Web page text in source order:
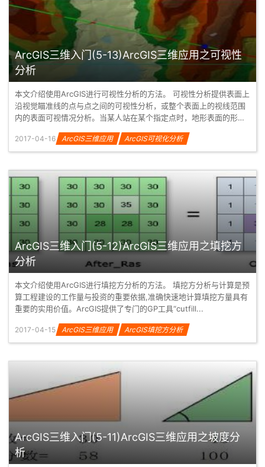
ArcGIS三维入门(5-13)ArcGIS三维应用之可视性
分析
本文介绍使用ArcGIS进行可视性分析的方法。 可视性分析提供表面上
沿视觉瞄准线的点与点之间的可视性分析，或整个表面上的视线范围
内的表面可视情况分析。当某人站在某个指定点时，地形表面的形状
2017-04-16 ArcGIS三维应用 ArcGIS可视化分析
ArcGIS三维入门(5-12)ArcGIS三维应用之填挖方
分析
本文介绍使用ArcGIS进行填挖方分析的方法。 填挖方分析与计算是预
算工程建设的工作量与投资的重要依据,准确快速地计算填挖方量具有
重要的实用价值。ArcGIS提供了专门的GP工具“cutfill...
2017-04-15 ArcGIS三维应用 ArcGIS填挖方分析
ArcGIS三维入门(5-11)ArcGIS三维应用之坡度分
析